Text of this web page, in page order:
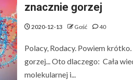
znacznie gorzej
2020-12-13 Gość 40
Polacy, Rodacy. Powiem
gorzej... Oto dlaczego: Cała
molekularnej i...